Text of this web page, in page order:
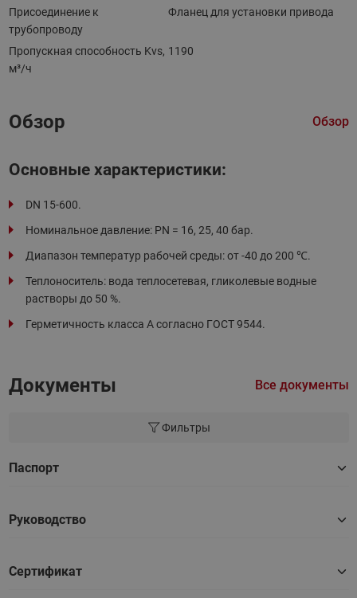
Присоединение к
трубопроводу
Фланец для установки привода
Пропускная способность Kvs,
м³/ч
1190
Обзор Обзор
Основные характеристики:
DN 15-600.
Номинальное давление: PN = 16, 25, 40 бар.
Диапазон температур рабочей среды: от -40 до 200 ℃.
Теплоноситель: вода теплосетевая, гликолевые водные
растворы до 50 %.
Герметичность класса А согласно ГОСТ 9544.
Документы Все документы
Фильтры
Паспорт
Руководство
Сертификат